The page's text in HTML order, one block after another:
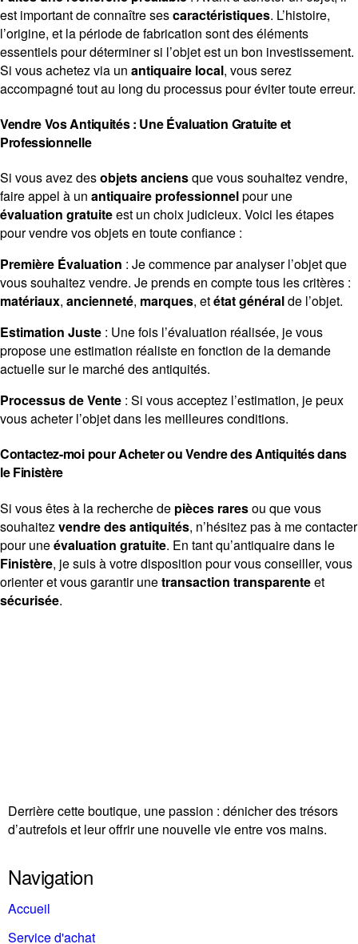
est important de connaître sescaractéristiques. L’histoire,
l’origine, et la période de fabrication sont des éléments
essentiels pour déterminer si l’objet est un bon investissement.
Si vous achetez via un antiquaire local, vous serez
accompagné tout au long du processus pour éviter toute erreur.
Vendre Vos Antiquités : Une Évaluation Gratuite et
Professionnelle
Si vous avez desobjets anciensque vous souhaitez vendre,
faire appel à un antiquaire professionnelpour une
évaluation gratuiteest un choix judicieux. Voici les étapes
pour vendre vos objets en toute confiance :
Première Évaluation : Je commence par analyser l’objet que
vous souhaitez vendre. Je prends en compte tous les critères :
matériaux, ancienneté, marques, etétat généralde l’objet.
Estimation Juste : Une fois l’évaluation réalisée, je vous
propose une estimation réaliste en fonction de la demande
actuelle sur le marché des antiquités.
Processus de Vente : Si vous acceptez l’estimation, je peux
vous acheter l’objet dans les meilleures conditions.
Contactez-moi pour Acheter ou Vendre des Antiquités dans
le Finistère
Si vous êtes à la recherche de pièces raresou que vous
souhaitezvendre des antiquités, n’hésitez pas à me contacter
pour uneévaluation gratuite. En tant qu’antiquaire dans le
Finistère, je suis à votre disposition pour vous conseiller, vous
orienter et vous garantir unetransaction transparenteet
sécurisée.
Derrière cette boutique, une passion : dénicher des trésors
d’autrefois et leur offrir une nouvelle vie entre vos mains.
Navigation
Accueil
Service d'achat